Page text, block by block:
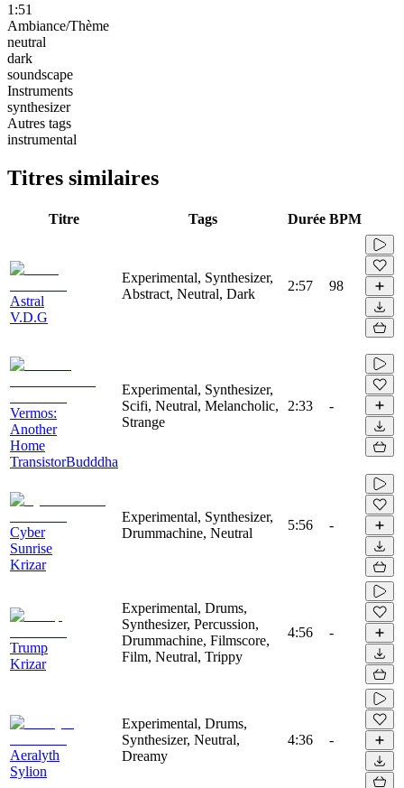
1:51
Ambiance/Thème
neutral
dark
soundscape
Instruments
synthesizer
Autres tags
instrumental
Titres similaires
Titre Tags Durée BPM
Astral
V.D.G
Experimental, Synthesizer,
Abstract, Neutral, Dark
2:57 98
Vermos:
Another
Home
TransistorBudddha
Experimental, Synthesizer,
Scifi, Neutral, Melancholic,
Strange
2:33 -
Cyber
Sunrise
Krizar
Experimental, Synthesizer,
Drummachine, Neutral
5:56 -
Trump
Krizar
Experimental, Drums,
Synthesizer, Percussion,
Drummachine, Filmscore,
Film, Neutral, Trippy
4:56 -
Aeralyth
Sylion
Experimental, Drums,
Synthesizer, Neutral,
Dreamy
4:36 -